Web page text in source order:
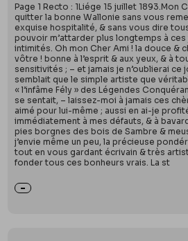
Page 1 Recto : 1Liége 15 juillet 1893.Mon
quitter la bonne Wallonie sans vous
exquise hospitalité, & sans vous dire
pouvoir m’attarder plus longtemps à
intimités. Oh mon Cher Ami ! la douce &
vôtre ! bonne à l’esprit & aux yeux, & à
sensitivités ; – et jamais je n’oublierai ce
semblait que le simple artiste que
« l’infâme Fély » des Légendes
se sentait, – laissez-moi à jamais ces
aimé pour lui-même ; aussi en ai-je
immédiatement à mes défauts, & à
pies borgnes des bois de Sambre &
j’envie même un peu, la précieuse
tout en vous gardant écrivain & très
fonder tous ces bonheurs vrais. La st